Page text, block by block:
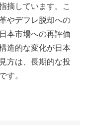
摘しています。こ
やデフレ脱却への
本市場への再評価
造的な変化が日本
方は、長期的な投
す。